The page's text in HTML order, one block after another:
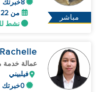
مباشر
8خبرتك
من 22 Aug 2026 | دوام كامل
نشط
Rachelle
عمالة خدمة
فيلبيني
0خبرتك